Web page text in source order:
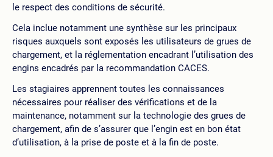
le respect des conditions de sécurité.
Cela inclue notamment une synthèse sur les principaux
risques auxquels sont exposés les utilisateurs de grues de
chargement, et la réglementation encadrant l’utilisation des
engins encadrés par la recommandation CACES.
Les stagiaires apprennent toutes les connaissances
nécessaires pour réaliser des vérifications et de la
maintenance, notamment sur la technologie des grues de
chargement, afin de s’assurer que l’engin est en bon état
d’utilisation, à la prise de poste et à la fin de poste.